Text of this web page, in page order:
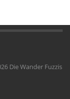
Die Wander Fuzzis